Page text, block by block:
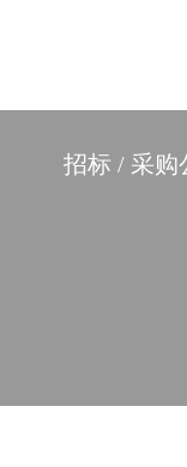
招标 / 采购